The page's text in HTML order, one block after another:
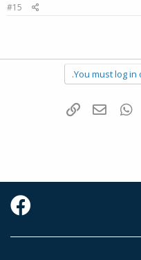
#15
You must log in
Tumblr
WhatsAppדואר אלקטרוני